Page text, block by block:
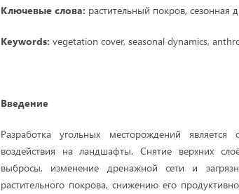
Ключевые слова: растительный покров, сезонная
Keywords: vegetation cover, seasonal dynamics,
Введение
Разработка угольных месторождений
воздействия на ландшафты. Снятие верхних
выбросы, изменение дренажной сети и
растительного покрова, снижению его